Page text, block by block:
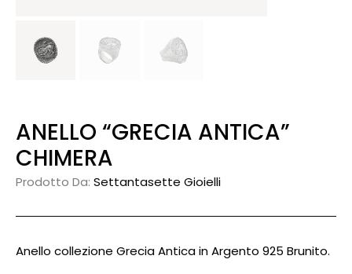
ANELLO “GRECIA ANTICA”
CHIMERA
Prodotto Da: Settantasette Gioielli
Anello collezione Grecia Antica in Argento 925 Brunito.